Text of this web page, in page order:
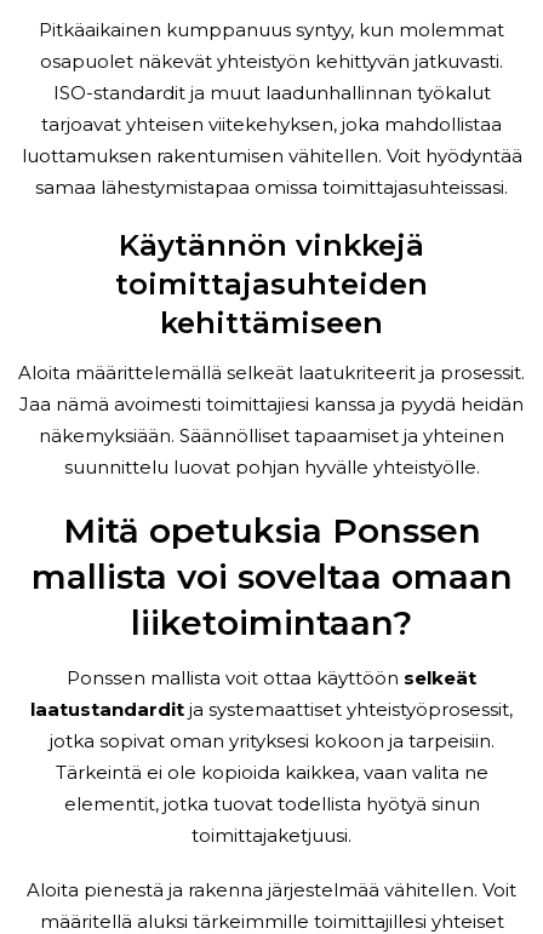
Pitkäaikainen kumppanuus syntyy, kun molemmat
osapuolet näkevät yhteistyön kehittyvän jatkuvasti.
ISO-standardit ja muut laadunhallinnan työkalut
tarjoavat yhteisen viitekehyksen, joka mahdollistaa
luottamuksen rakentumisen vähitellen. Voit hyödyntää
samaa lähestymistapaa omissa toimittajasuhteissasi.
Käytännön vinkkejä
toimittajasuhteiden
kehittämiseen
Aloita määrittelemällä selkeät laatukriteerit ja prosessit.
Jaa nämä avoimesti toimittajiesi kanssa ja pyydä heidän
näkemyksiään. Säännölliset tapaamiset ja yhteinen
suunnittelu luovat pohjan hyvälle yhteistyölle.
Mitä opetuksia Ponssen
mallista voi soveltaa omaan
liiketoimintaan?
Ponssen mallista voit ottaa käyttöön selkeät
laatustandardit ja systemaattiset yhteistyöprosessit,
jotka sopivat oman yrityksesi kokoon ja tarpeisiin.
Tärkeintä ei ole kopioida kaikkea, vaan valita ne
elementit, jotka tuovat todellista hyötyä sinun
toimittajaketjuusi.
Aloita pienestä ja rakenna järjestelmää vähitellen. Voit
määritellä aluksi tärkeimmille toimittajillesi yhteiset